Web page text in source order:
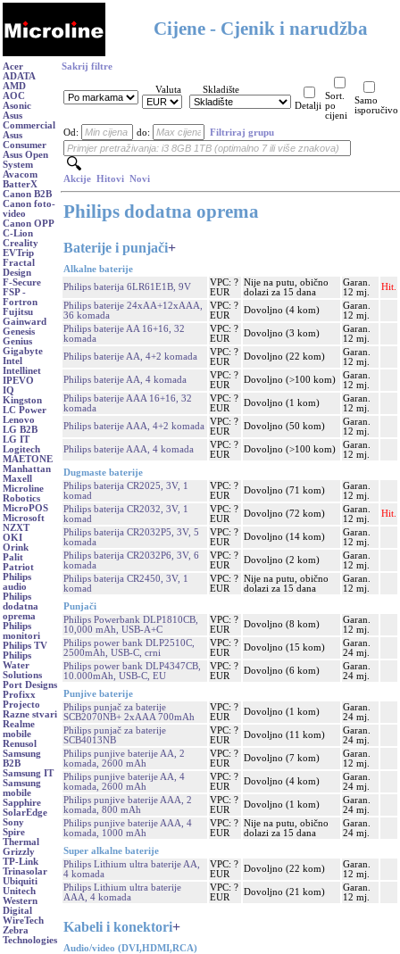
Cijene - Cjenik i narudžba
Acer
ADATA
AMD
AOC
Asonic
Asus
Commercial
Asus
Consumer
Asus Open
System
Avacom
BatterX
Canon B2B
Canon foto-
video
Canon OPP
C-Lion
Creality
EVTrip
Fractal
Design
F-Secure
FSP -
Fortron
Fujitsu
Gainward
Genesis
Genius
Gigabyte
Intel
Intellinet
IPEVO
IQ
Kingston
LC Power
Lenovo
LG B2B
LG IT
Logitech
MAETONE
Manhattan
Maxell
Microline
Robotics
MicroPOS
Microsoft
NZXT
OKI
Orink
Palit
Patriot
Philips
audio
Philips
dodatna
oprema
Philips
monitori
Philips TV
Philips
Water
Solutions
Port Designs
Profixx
Projecto
Razne stvari
Realme
mobile
Renusol
Samsung
B2B
Samsung IT
Samsung
mobile
Sapphire
SolarEdge
Sony
Spire
Thermal
Grizzly
TP-Link
Trinasolar
Ubiquiti
Unitech
Western
Digital
WireTech
Zebra
Technologies
Sakrij filtre
Valuta
Skladište
Detalji
Sort.
po
cijeni
Samo
isporučivo
Od: do: Filtriraj grupu
Akcije Hitovi Novi
Philips dodatna oprema
Baterije i punjači+
Alkalne baterije
Philips baterija 6LR61E1B, 9V
VPC: ?
EUR
Nije na putu, obično
dolazi za 15 dana
Garan.
12 mj.
Hit.
Philips baterije 24xAA+12xAAA,
36 komada
VPC: ?
EUR
Dovoljno (4 kom)
Garan.
12 mj.
Philips baterije AA 16+16, 32
komada
VPC: ?
EUR
Dovoljno (3 kom)
Garan.
12 mj.
Philips baterije AA, 4+2 komada
VPC: ?
EUR
Dovoljno (22 kom)
Garan.
12 mj.
Philips baterije AA, 4 komada
VPC: ?
EUR
Dovoljno (>100 kom)
Garan.
12 mj.
Philips baterije AAA 16+16, 32
komada
VPC: ?
EUR
Dovoljno (1 kom)
Garan.
12 mj.
Philips baterije AAA, 4+2 komada
VPC: ?
EUR
Dovoljno (50 kom)
Garan.
12 mj.
Philips baterije AAA, 4 komada
VPC: ?
EUR
Dovoljno (>100 kom)
Garan.
12 mj.
Dugmaste baterije
Philips baterija CR2025, 3V, 1
komad
VPC: ?
EUR
Dovoljno (71 kom)
Garan.
12 mj.
Philips baterija CR2032, 3V, 1
komad
VPC: ?
EUR
Dovoljno (72 kom)
Garan.
12 mj.
Hit.
Philips baterija CR2032P5, 3V, 5
komada
VPC: ?
EUR
Dovoljno (14 kom)
Garan.
12 mj.
Philips baterija CR2032P6, 3V, 6
komada
VPC: ?
EUR
Dovoljno (2 kom)
Garan.
12 mj.
Philips baterija CR2450, 3V, 1
komad
VPC: ?
EUR
Nije na putu, obično
dolazi za 15 dana
Garan.
12 mj.
Punjači
Philips Powerbank DLP1810CB,
10,000 mAh, USB-A+C
VPC: ?
EUR
Dovoljno (8 kom)
Garan.
12 mj.
Philips power bank DLP2510C,
2500mAh, USB-C, crni
VPC: ?
EUR
Dovoljno (15 kom)
Garan.
24 mj.
Philips power bank DLP4347CB,
10.000mAh, USB-C, EU
VPC: ?
EUR
Dovoljno (6 kom)
Garan.
24 mj.
Punjive baterije
Philips punjač za baterije
SCB2070NB+ 2xAAA 700mAh
VPC: ?
EUR
Dovoljno (1 kom)
Garan.
24 mj.
Philips punjač za baterije
SCB4013NB
VPC: ?
EUR
Dovoljno (11 kom)
Garan.
24 mj.
Philips punjive baterije AA, 2
komada, 2600 mAh
VPC: ?
EUR
Dovoljno (7 kom)
Garan.
12 mj.
Philips punjive baterije AA, 4
komada, 2600 mAh
VPC: ?
EUR
Dovoljno (4 kom)
Garan.
24 mj.
Philips punjive baterije AAA, 2
komada, 800 mAh
VPC: ?
EUR
Dovoljno (1 kom)
Garan.
24 mj.
Philips punjive baterije AAA, 4
komada, 1000 mAh
VPC: ?
EUR
Nije na putu, obično
dolazi za 15 dana
Garan.
24 mj.
Super alkalne baterije
Philips Lithium ultra baterije AA,
4 komada
VPC: ?
EUR
Dovoljno (22 kom)
Garan.
12 mj.
Philips Lithium ultra baterije
AAA, 4 komada
VPC: ?
EUR
Dovoljno (21 kom)
Garan.
12 mj.
Kabeli i konektori+
Audio/video (DVI,HDMI,RCA)